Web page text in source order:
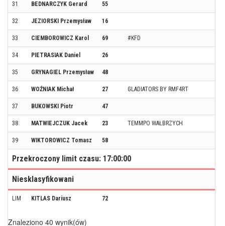
31 BEDNARCZYK Gerard 55
32 JEZIORSKI Przemysław 16
33 CIEMBOROWICZ Karol 69 #KFD
34 PIETRASIAK Daniel 26
35 GRYNAGIEL Przemysław 48
36 WOŹNIAK Michał 27 GLADIATORS BY RMF4RT
37 BUKOWSKI Piotr 47
38 MATWIEJCZUK Jacek 23 TEMMPO WAŁBRZYCH
39 WIKTOROWICZ Tomasz 58
Przekroczony limit czasu: 17:00:00
Niesklasyfikowani
LIM KITLAS Dariusz 72
Znaleziono 40 wynik(ów)